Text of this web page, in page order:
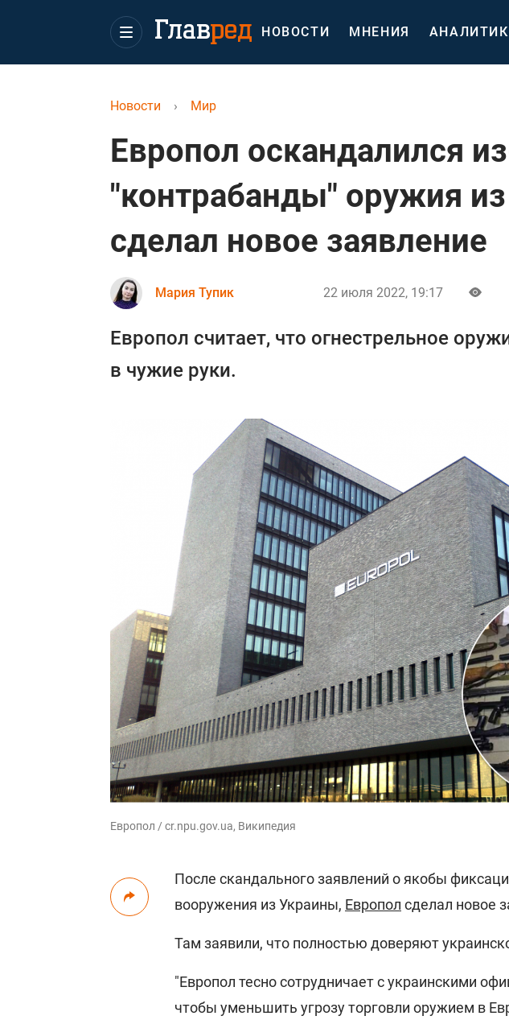
НОВОСТИ МНЕНИЯ
Новости › Мир
Европол оскандалился
"контрабанды" оружия
сделал новое заявление
Мария Тупик 22 июля 2022, 19:17
Европол считает, что огнестрельное
в чужие руки.
Европол / cr.npu.gov.ua, Википедия
После скандального заявлений о якобы
вооружения из Украины, Европол сделал новое
Там заявили, что полностью доверяют
"Европол тесно сотрудничает с украинскими
чтобы уменьшить угрозу торговли оружием в